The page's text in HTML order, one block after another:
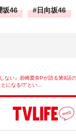
代
真悠
優
茉
坂46 日向坂46
ない』岩崎愛奈Pが語る第9話
になる!?”とい…